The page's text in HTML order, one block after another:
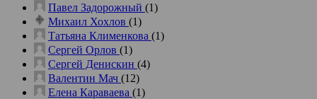
Павел Задорожный (1)
Михаил Хохлов (1)
Татьяна Клименкова (1)
Сергей Орлов (1)
Сергей Денискин (4)
Валентин Мач (12)
Елена Караваева (1)